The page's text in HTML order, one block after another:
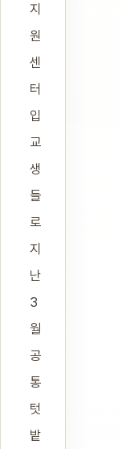
지
원
센
터
입
교
생
들
로
지
난
3
월
공
통
텃
밭